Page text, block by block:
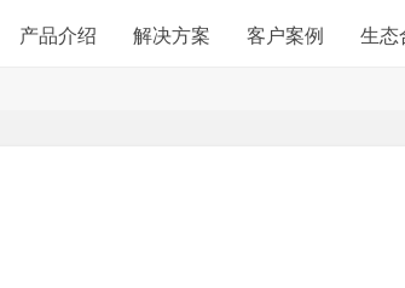
产品介绍 解决方案 客户案例 生态